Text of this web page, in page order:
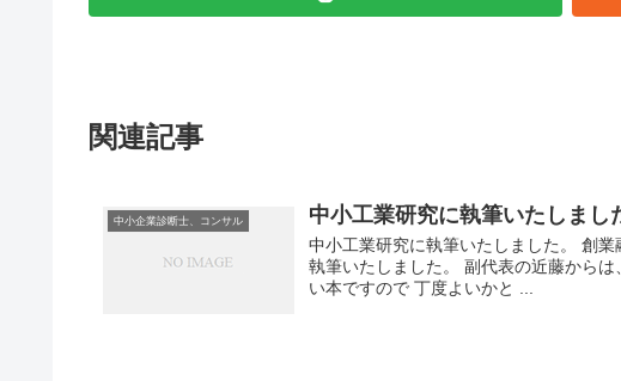
関連記事
中小企業診断士、コンサル 中小工業研究に執筆いたしまし
中小工業研究に執筆いたしました。 創
執筆いたしました。 副代表の近藤から
い本ですので 丁度よいかと ...